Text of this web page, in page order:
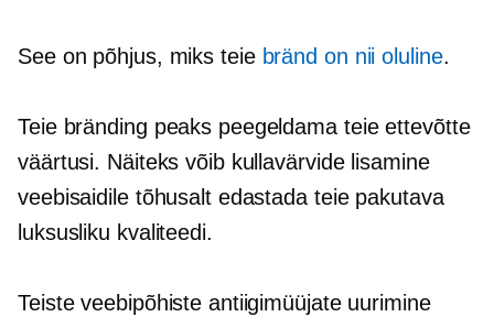
See on põhjus, miks teie bränd on nii oluline.
Teie bränding peaks peegeldama teie ettevõtte
väärtusi. Näiteks võib kullavärvide lisamine
veebisaidile tõhusalt edastada teie pakutava
luksusliku kvaliteedi.
Teiste veebipõhiste antiigimüüjate uurimine